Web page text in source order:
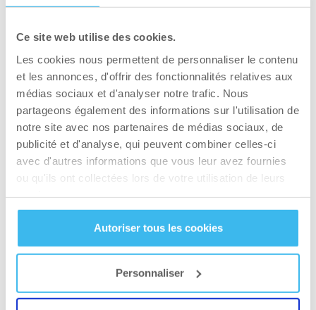
Ce site web utilise des cookies.
Les cookies nous permettent de personnaliser le contenu
et les annonces, d'offrir des fonctionnalités relatives aux
médias sociaux et d'analyser notre trafic. Nous
partageons également des informations sur l'utilisation de
notre site avec nos partenaires de médias sociaux, de
publicité et d'analyse, qui peuvent combiner celles-ci
avec d'autres informations que vous leur avez fournies
ou qu'ils ont collectées lors de votre utilisation de leurs
Autoriser tous les cookies
Personnaliser
chaque jour comme une opportunité et non
comme un fardeau.
Je fais 14 sessions d’entrainement par semaine,
ce qui fait deux chaque jour. Je commence par
45-60 minutes de cardio à jeun et je fais de la
musculation dans l’après-midi avec László
Berkes.
Quel était votre régime alimentaire qui vous a aidé à
Régler l’alimentation de la bonne façon est au
moins aussi important que l’entrainement lui-
même. Je suivais mon régime de 12 semaines
gramme, tous les jours. Pour 80% de période
préparatoire je mange du poulet, puis en